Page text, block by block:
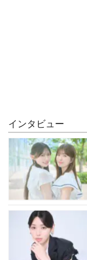
インタビュー